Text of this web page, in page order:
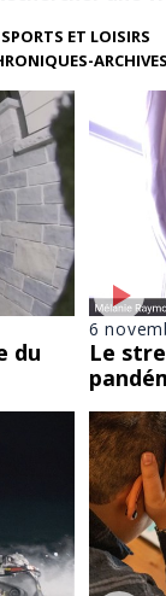
SPORTS ET LOISIRS
ARCHIVES
du
6
Le